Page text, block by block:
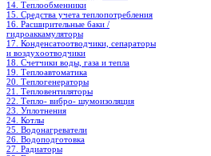
14. Теплообменники
15. Средства учета теплопотребления
16. Расширительные баки /
гидроаккамуляторы
17. Конденсатоотводчики, сепараторы
и воздухоотводчики
18. Счетчики воды, газа и тепла
19. Теплоавтоматика
20. Теплогенераторы
21. Тепловентиляторы
22. Тепло- вибро- шумоизоляция
23. Уплотнения
24. Котлы
25. Водонагреватели
26. Водоподготовка
27. Радиаторы